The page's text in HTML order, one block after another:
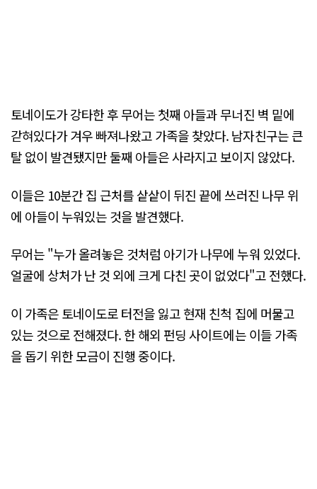
토네이도가 강타한 후 무어는 첫째 아들과 무너진 벽 밑에
갇혀있다가 겨우 빠져나왔고 가족을 찾았다. 남자친구는 큰
탈 없이 발견됐지만 둘째 아들은 사라지고 보이지 않았다.
이들은 10분간 집 근처를 샅샅이 뒤진 끝에 쓰러진 나무 위
에 아들이 누워있는 것을 발견했다.
무어는 "누가 올려놓은 것처럼 아기가 나무에 누워 있었다.
얼굴에 상처가 난 것 외에 크게 다친 곳이 없었다"고 전했다.
이 가족은 토네이도로 터전을 잃고 현재 친척 집에 머물고
있는 것으로 전해졌다. 한 해외 펀딩 사이트에는 이들 가족
을 돕기 위한 모금이 진행 중이다.